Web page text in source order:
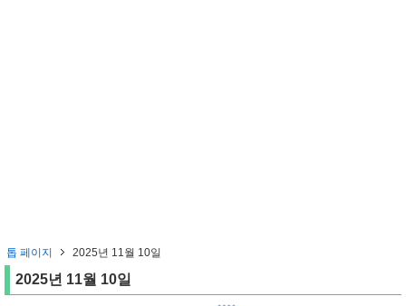
톱 페이지 2025년 11월 10일
2025년 11월 10일